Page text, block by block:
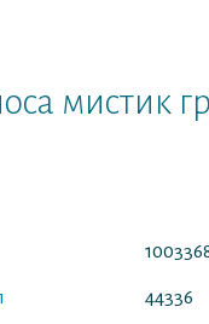
мистик
44336